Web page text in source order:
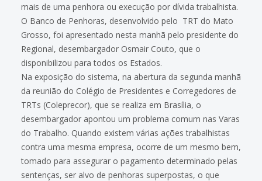
mais de uma penhora ou execução por dívida trabalhista.
O Banco de Penhoras, desenvolvido pelo TRT do Mato
Grosso, foi apresentado nesta manhã pelo presidente do
Regional, desembargador Osmair Couto, que o
disponibilizou para todos os Estados.
Na exposição do sistema, na abertura da segunda manhã
da reunião do Colégio de Presidentes e Corregedores de
TRTs (Coleprecor), que se realiza em Brasília, o
desembargador apontou um problema comum nas Varas
do Trabalho. Quando existem várias ações trabalhistas
contra uma mesma empresa, ocorre de um mesmo bem,
tomado para assegurar o pagamento determinado pelas
sentenças, ser alvo de penhoras superpostas, o que